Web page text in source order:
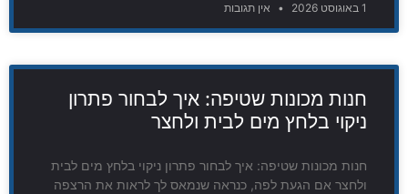
1 באוגוסט 2026 אין תגובות
חנות מכונות שטיפה: איך לבחור פתרון
ניקוי בלחץ מים לבית ולחצר
חנות מכונות שטיפה: איך לבחור פתרון ניקוי בלחץ מים לבית
ולחצר אם הגעת לפה, כנראה שנמאס לך לראות את הרצפה